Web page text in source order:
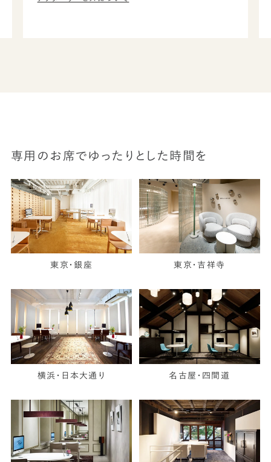
専用のお席でゆったりとした時間を
東京・銀座 東京・吉祥寺
横浜・日本大通り 名古屋・四間道